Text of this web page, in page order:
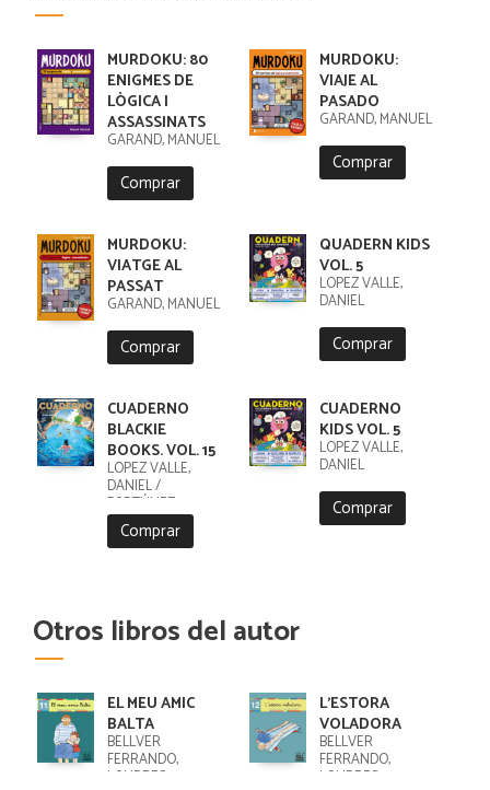
MURDOKU: 80
ENIGMES DE
LÒGICA I
ASSASSINATS
GARAND, MANUEL
Comprar
MURDOKU:
VIAJE AL
PASADO
GARAND, MANUEL
Comprar
MURDOKU:
VIATGE AL
PASSAT
GARAND, MANUEL
Comprar
QUADERN KIDS
VOL. 5
LÓPEZ VALLE,
DANIEL
Comprar
CUADERNO
BLACKIE
BOOKS. VOL. 15
LÓPEZ VALLE,
DANIEL /
FORTÚNEZ,
CRISTOBAL
Comprar
CUADERNO
KIDS VOL. 5
LÓPEZ VALLE,
DANIEL
Comprar
Otros libros del autor
EL MEU AMIC
BALTA
BELLVER
FERRANDO,
LOURDES
L'ESTORA
VOLADORA
BELLVER
FERRANDO,
LOURDES